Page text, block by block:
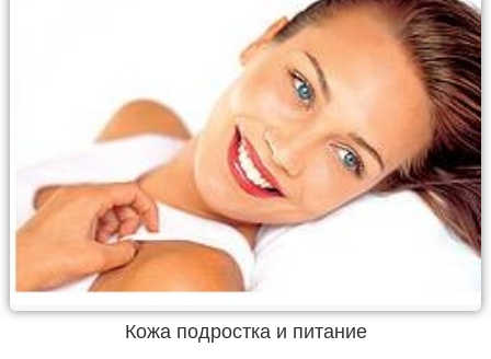
Кожа подростка и питание